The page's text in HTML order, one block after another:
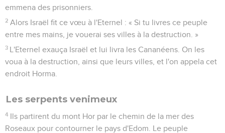
emmena des prisonniers.
2 Alors Israël fit ce vœu à l'Eternel : « Si tu livres ce peuple
entre mes mains, je vouerai ses villes à la destruction. »
3 L'Eternel exauça Israël et lui livra les Cananéens. On les
voua à la destruction, ainsi que leurs villes, et l'on appela cet
endroit Horma.
Les serpents venimeux
4 Ils partirent du mont Hor par le chemin de la mer des
Roseaux pour contourner le pays d'Edom. Le peuple